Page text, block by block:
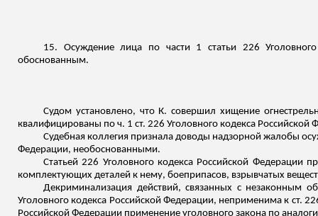
15. Осуждение лица по части 1 статьи 226
обоснованным.
Судом установлено, что К. совершил хищение
квалифицированы по ч. 1 ст. 226 Уголовного кодекса Российской
Судебная коллегия признала доводы надзорной жалобы
Федерации, необоснованными.
Статьей 226 Уголовного кодекса Российской Федерации
комплектующих деталей к нему, боеприпасов, взрывчатых
Декриминализация действий, связанных с незаконным
Уголовного кодекса Российской Федерации, неприменима к ст.
Российской Федерации применение уголовного закона по